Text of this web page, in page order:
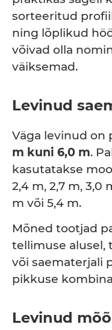
sorteeritud
ning lõplikud
võivad olla
väiksemad.
Levinud
Väga levinud on
m kuni 6,0 m.
kasutatakse
2,4 m, 2,7 m, 3,0
m või 5,4 m.
Mõned tootjad
tellimuse alusel,
või saematerjali
pikkuse
Levinud